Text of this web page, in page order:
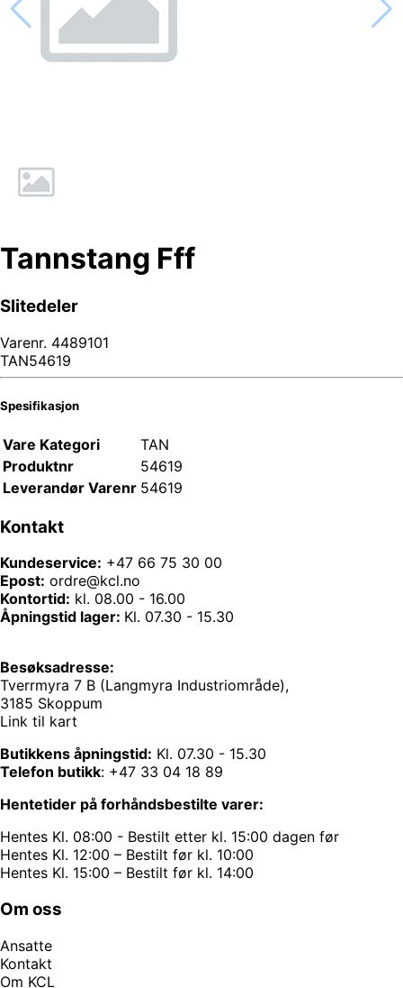
Tannstang Fff
Slitedeler
Varenr. 4489101
TAN54619
Spesifikasjon
Vare Kategori
TAN
Produktnr
54619
Leverandør Varenr 54619
Kontakt
Kundeservice: +47 66 75 30 00
Epost: ordre@kcl.no
Kontortid: kl. 08.00 - 16.00
Åpningstid lager: Kl. 07.30 - 15.30
Besøksadresse:
Tverrmyra 7 B (Langmyra Industriområde),
3185 Skoppum
Link til kart
Butikkens åpningstid: Kl. 07.30 - 15.30
Telefon butikk: +47 33 04 18 89
Hentetider på forhåndsbestilte varer:
Hentes Kl. 08:00 - Bestilt etter kl. 15:00 dagen før
Hentes Kl. 12:00 – Bestilt før kl. 10:00
Hentes Kl. 15:00 – Bestilt før kl. 14:00
Om oss
Ansatte
Kontakt
Om KCL